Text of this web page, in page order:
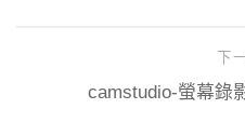
下
camstudio-螢幕錄